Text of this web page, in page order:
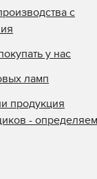
с
у нас
ламп
продукция
-